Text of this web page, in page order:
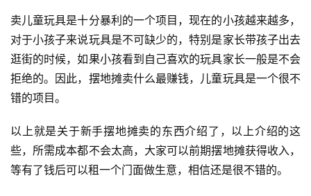
投
稿
卖儿童玩具是十分暴利的一个项目，现在的小孩越来越多，
对于小孩子来说玩具是不可缺少的，特别是家长带孩子出去
逛街的时候，如果小孩看到自己喜欢的玩具家长一般是不会
拒绝的。因此，摆地摊卖什么最赚钱，儿童玩具是一个很不
错的项目。
以上就是关于新手摆地摊卖的东西介绍了，以上介绍的这
些，所需成本都不会太高，大家可以前期摆地摊获得收入，
等有了钱后可以租一个门面做生意，相信还是很不错的。